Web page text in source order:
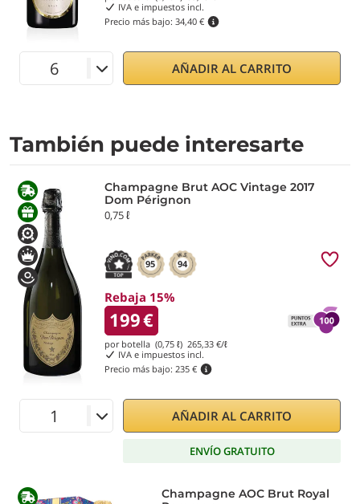
IVA e impuestos incl.
Precio más bajo: 34,40 €
AÑADIR AL CARRITO
También puede interesarte
Champagne Brut AOC Vintage 2017
Dom Pérignon
0,75 ℓ
95 94
Rebaja 15%
199€
por botella (0,75 ℓ) 265,33 €/ℓ
IVA e impuestos incl.
Precio más bajo: 235 €
AÑADIR AL CARRITO
ENVÍO GRATUITO
Champagne AOC Brut Royal